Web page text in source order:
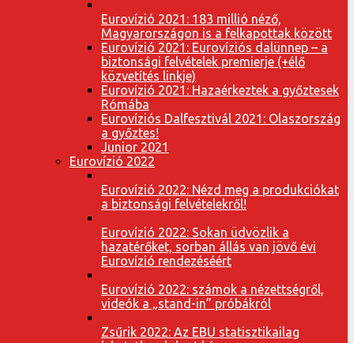
Eurovízió 2021: 183 millió néző,
Magyarországon is a felkapottak között
Eurovízió 2021: Eurovíziós dalünnep – a
biztonsági felvételek premierje (+élő
közvetítés linkje)
Eurovízió 2021: Hazaérkeztek a győztesek
Rómába
Eurovíziós Dalfesztivál 2021: Olaszország
a győztes!
Junior 2021
Eurovízió 2022
Eurovízió 2022: Nézd meg a produkciókat
a biztonsági felvételekről!
Eurovízió 2022: Sokan üdvözlik a
hazatérőket, sorban állás van jövő évi
Eurovízió rendezéséért
Eurovízió 2022: számok a nézettségről,
videók a „stand-in” próbákról
Zsűrik 2022: Az EBU statisztikailag